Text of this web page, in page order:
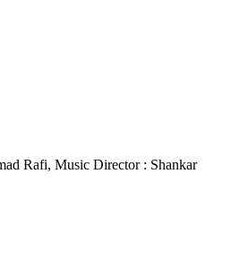
Rafi, Music Director : Shankar